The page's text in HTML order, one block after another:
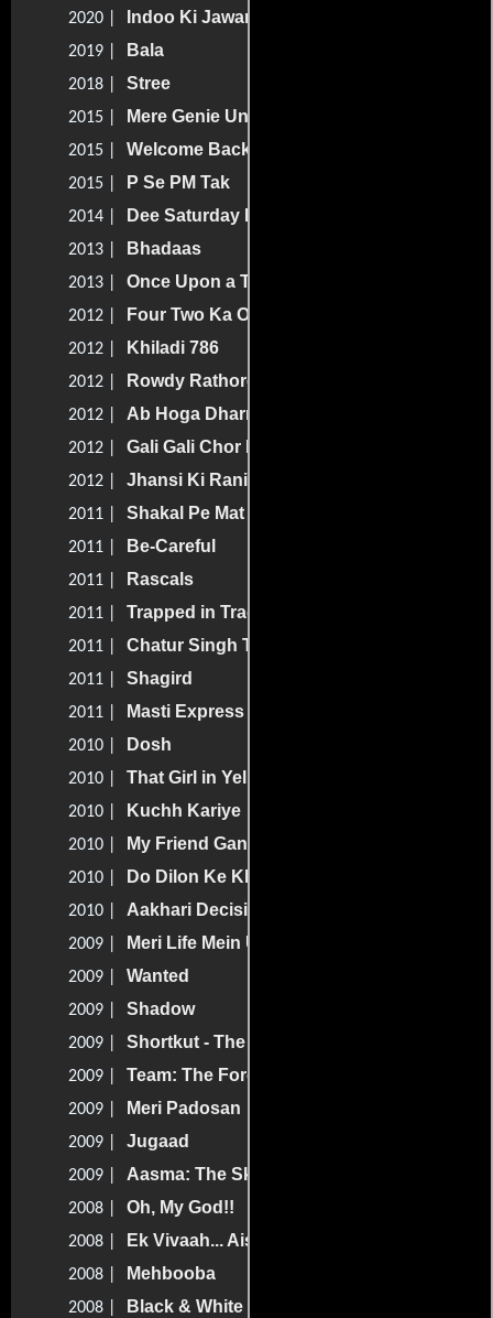
2020 | Indoo Ki Jawani
2019 | Bala
2018 | Stree
2015 | Mere Genie Uncle
2015 | Welcome Back
2015 | P Se PM Tak
2014 | Dee Saturday Night
2013 | Bhadaas
2013 | Once Upon a Time in Mumbai Dobaara!
2012 | Four Two Ka One
2012 | Khiladi 786
2012 | Rowdy Rathore
2012 | Ab Hoga Dharna Unlimited
2012 | Gali Gali Chor Hai
2012 | Jhansi Ki Rani Laxmibai
2011 | Shakal Pe Mat Ja
2011 | Be-Careful
2011 | Rascals
2011 | Trapped in Tradition: Rivaaz
2011 | Chatur Singh Two Star
2011 | Shagird
2011 | Masti Express
2010 | Dosh
2010 | That Girl in Yellow Boots
2010 | Kuchh Kariye
2010 | My Friend Ganesha 3
2010 | Do Dilon Ke Khel Mein
2010 | Aakhari Decision
2009 | Meri Life Mein Uski Wife
2009 | Wanted
2009 | Shadow
2009 | Shortkut - The Con Is On
2009 | Team: The Force
2009 | Meri Padosan
2009 | Jugaad
2009 | Aasma: The Sky Is the Limit
2008 | Oh, My God!!
2008 | Ek Vivaah... Aisa Bhi
2008 | Mehbooba
2008 | Black & White